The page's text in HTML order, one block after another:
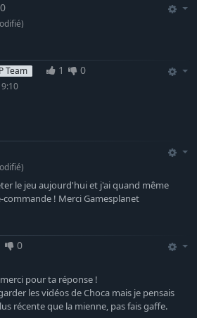
0
Team 1 0
le jeu aujourd'hui et j'ai quand même
commande ! Merci Gamesplanet
0
​pour ta réponse !
les vidéos de Choca mais je pensais
récente que la mienne, pas fais gaffe.